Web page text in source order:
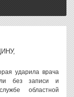
ударила врача
без записи и
областной